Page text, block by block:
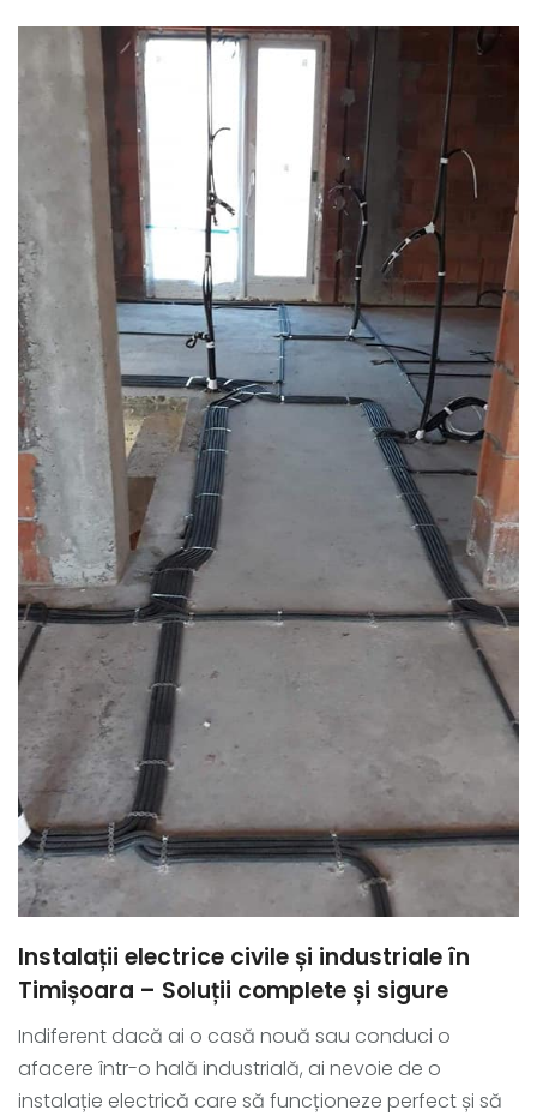
Instalații electrice civile și industriale în
Timișoara – Soluții complete și sigure
Indiferent dacă ai o casă nouă sau conduci o
afacere într-o hală industrială, ai nevoie de o
instalație electrică care să funcționeze perfect și să